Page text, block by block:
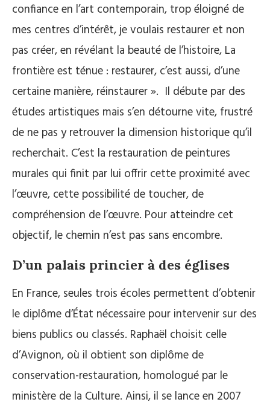
confiance en l’art contemporain, trop éloigné de
mes centres d’intérêt, je voulais restaurer et non
pas créer, en révélant la beauté de l’histoire, La
frontière est ténue : restaurer, c’est aussi, d’une
certaine manière, réinstaurer ». Il débute par des
études artistiques mais s’en détourne vite, frustré
de ne pas y retrouver la dimension historique qu’il
recherchait. C’est la restauration de peintures
murales qui finit par lui offrir cette proximité avec
l’œuvre, cette possibilité de toucher, de
compréhension de l’œuvre. Pour atteindre cet
objectif, le chemin n’est pas sans encombre.
D’un palais princier à des églises
En France, seules trois écoles permettent d’obtenir
le diplôme d’État nécessaire pour intervenir sur des
biens publics ou classés. Raphaël choisit celle
d’Avignon, où il obtient son diplôme de
conservation-restauration, homologué par le
ministère de la Culture. Ainsi, il se lance en 2007